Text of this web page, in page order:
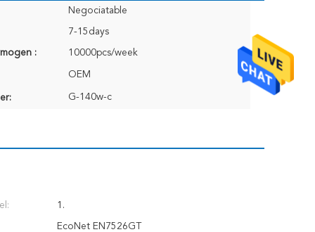
Negociatable
7-15days
: 10000pcs/week
OEM
G-140w-c
1.
EcoNet EN7526GT